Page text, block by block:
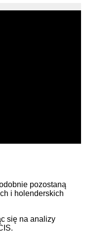
pozostaną
i holenderskich
się na analizy